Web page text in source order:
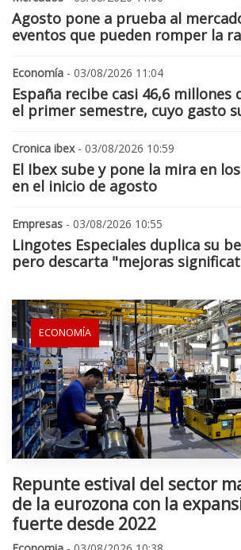
Agosto pone a prueba al
eventos que pueden romper la
Economía - 03/08/2026 11:04
España recibe casi 46,6 millones
el primer semestre, cuyo gasto
Cronica ibex- 03/08/2026 10:59
El Ibex sube y pone la mira en
en el inicio de agosto
Empresas - 03/08/2026 10:55
Lingotes Especiales duplica su
pero descarta "mejoras
ECONOMÍA
Repunte estival del sector
de la eurozona con la
fuerte desde 2022